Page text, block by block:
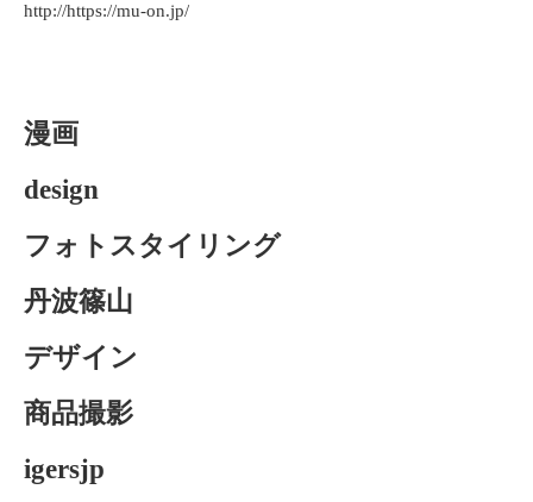
http://⁡https://mu-on.jp/
漫画
design
フォトスタイリング
丹波篠山
デザイン
商品撮影
igersjp